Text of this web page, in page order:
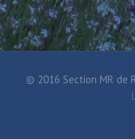
© 2016 Section MR de